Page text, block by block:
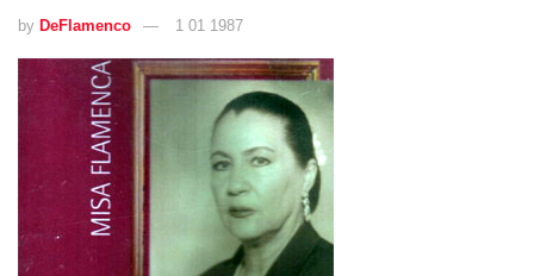
by DeFlamenco 1 01 1987